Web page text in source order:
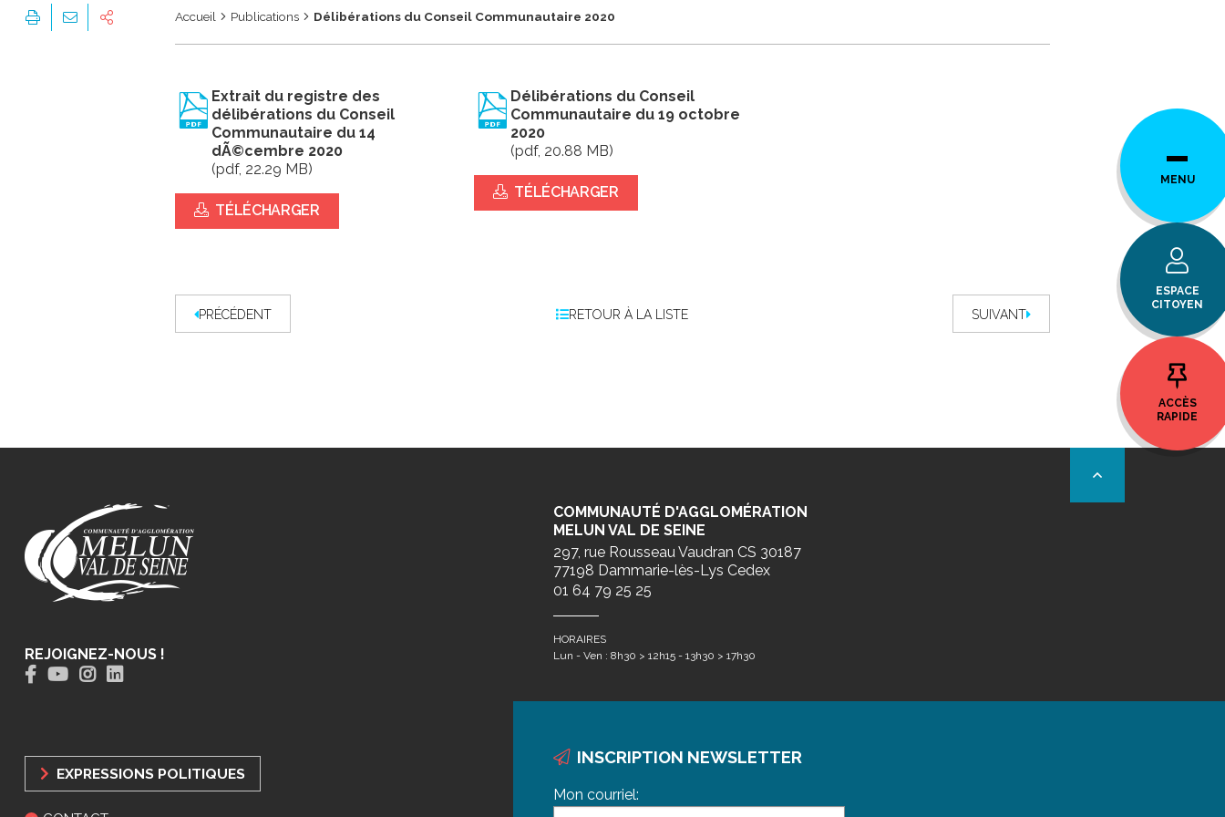
Accueil Publications Délibérations du Conseil Communautaire 2020
Extrait du registre des
délibérations du Conseil
Communautaire du 14
dÃ©cembre 2020
(pdf, 22.29 MB)
TÉLÉCHARGER
Délibérations du Conseil
Communautaire du 19 octobre
2020
(pdf, 20.88 MB)
TÉLÉCHARGER
PRÉCÉDENT RETOUR À LA LISTE SUIVANT
REJOIGNEZ-NOUS !
COMMUNAUTÉ D'AGGLOMÉRATION
MELUN VAL DE SEINE
297, rue Rousseau Vaudran CS 30187
77198 Dammarie-lès-Lys Cedex
01 64 79 25 25
HORAIRES
Lun - Ven : 8h30 > 12h15 - 13h30 > 17h30
EXPRESSIONS POLITIQUES
INSCRIPTION NEWSLETTER
Mon courriel:
MENU
ESPACE
CITOYEN
ACCÈS
RAPIDE